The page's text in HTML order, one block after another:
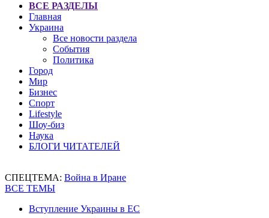
ВСЕ РАЗДЕЛЫ
Главная
Украина
Все новости раздела
События
Политика
Город
Мир
Бизнес
Спорт
Lifestyle
Шоу-биз
Наука
БЛОГИ ЧИТАТЕЛЕЙ
СПЕЦТЕМА: Война в Иране
ВСЕ ТЕМЫ
Вступление Украины в ЕС